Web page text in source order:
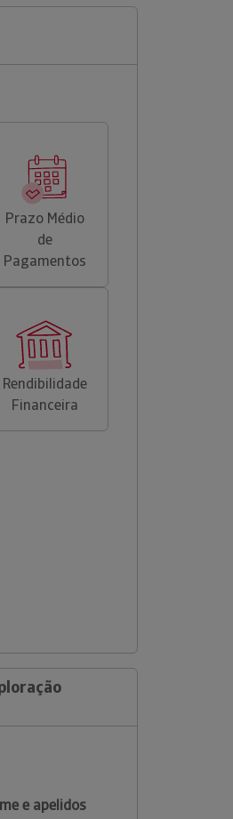
Prazo Médio
de
Pagamentos
Rendibilidade
Financeira
e apelidos